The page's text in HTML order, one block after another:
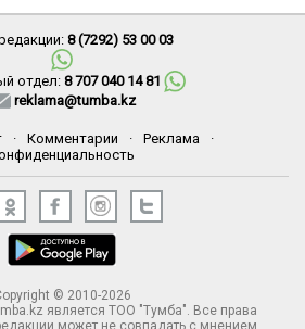
8 (7292) 53 00 03
отдел: 8 707 040 14 81
reklama@tumba.kz
· Комментарии · Реклама
·
© 2010-2026
является ТОО "Тумба". Все права
может не совпадать с мнением